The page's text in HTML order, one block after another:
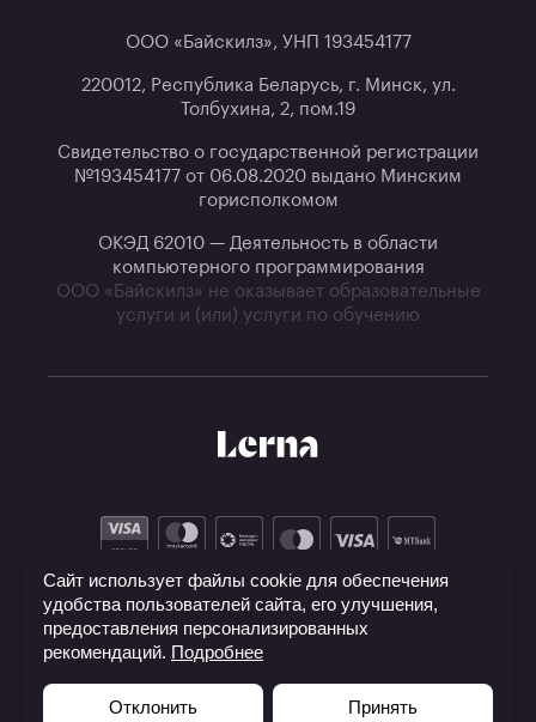
ООО «Байскилз», УНП 193454177
220012, Республика Беларусь, г. Минск, ул.
Толбухина, 2, пом.19
Свидетельство о государственной регистрации
№193454177 от 06.08.2020 выдано Минским
горисполкомом
ОКЭД 62010 — Деятельность в области
компьютерного программирования
ООО «Байскилз» не оказывает образовательные
услуги и (или) услуги по обучению
Сайт использует файлы cookie для обеспечения
удобства пользователей сайта, его улучшения,
предоставления персонализированных
рекомендаций. Подробнее
Отклонить Принять